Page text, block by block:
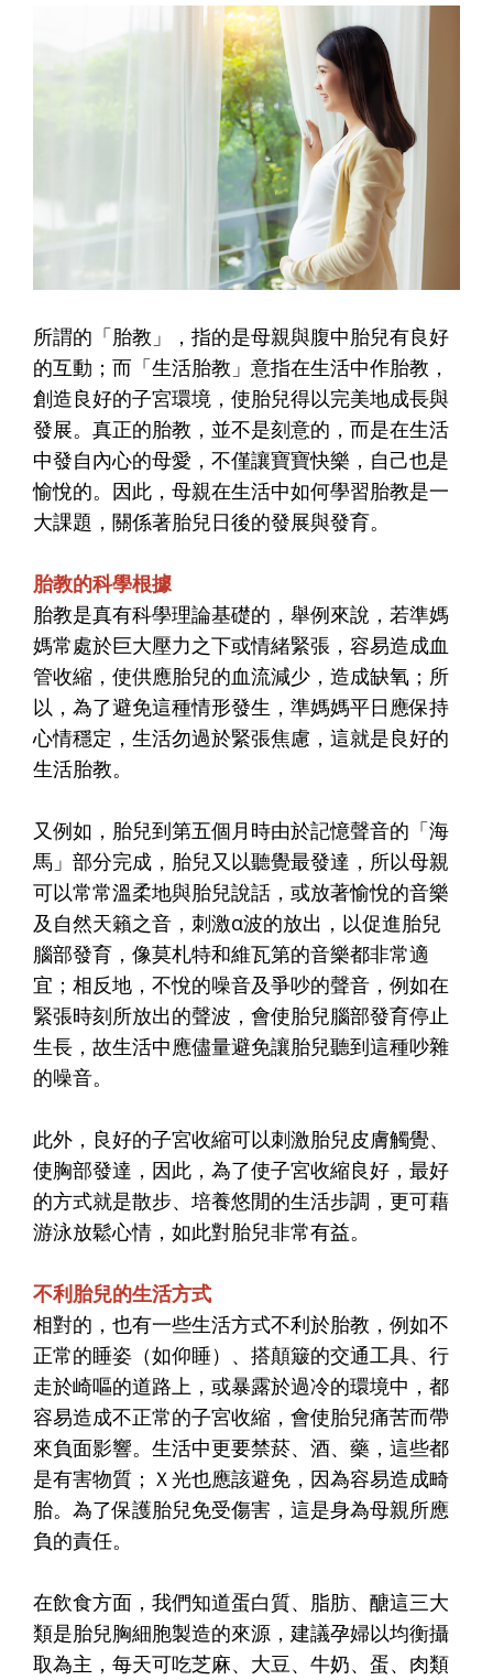
所謂的 「胎教」，指的是母親與腹中胎兒有良好
的互動；而「生活胎教」意指在生活中作胎教，
創造良好的子宮環境，使胎兒得以完美地成長與
發展。真正的胎教，並不是刻意的，而是在生活
中發自內心的母愛，不僅讓寶寶快樂，自己也是
愉悅的。因此，母親在生活中如何學習胎教是一
大課題，關係著胎兒日後的發展與發育。
胎教的科學根據
胎教是真有科學理論基礎的，舉例來說，若準媽
媽常處於巨大壓力之下或情緒緊張，容易造成血
管收縮，使供應胎兒的血流減少，造成缺氧；所
以，為了避免這種情形發生， 準媽媽平日應保持
心情穩定，生活勿過於緊張焦慮 ，這就是良好的
生活胎教。
又例如，胎兒到第五個月時由於記憶聲音的 「海
馬」 部分完成，胎兒又以聽覺最發達，所以母親
可以常常溫柔地與胎兒說話，或放著愉悅的音樂
及自然天籟之音 ，刺激α波的放出，以促進胎兒
腦部發育，像莫札特和維瓦第的音樂都非常適
宜；相反地，不悅的噪音及爭吵的聲音，例如在
緊張時刻所放出的聲波，會使胎兒腦部發育停止
生長，故生活中應儘量避免讓胎兒聽到這種吵雜
的噪音。
此外，良好的子宮收縮可以刺激胎兒皮膚觸覺、
使胸部發達，因此，為了使子宮收縮良好， 最好
的方式就是散步、培養悠閒的生活步調，更可藉
游泳放鬆心情，如此對胎兒非常有益。
不利胎兒的生活方式
相對的，也有一些生活方式不利於胎教，例如不
正常的睡姿（如仰睡）、搭顛簸的交通工具、行
走於崎嘔的道路上，或暴露於過冷的環境中，都
容易造成不正常的子宮收縮，會使胎兒痛苦而帶
來負面影響。生活中更要禁菸、酒、藥，這些都
是有害物質；Ｘ光也應該避免，因為容易造成畸
胎。為了保護胎兒免受傷害，這是身為母親所應
負的責任。
在飲食方面，我們知道蛋白質、脂肪、醣這三大
類是胎兒胸細胞製造的來源，建議孕婦以均衡攝
取為主，每天可吃芝麻、大豆、牛奶、蛋、肉類